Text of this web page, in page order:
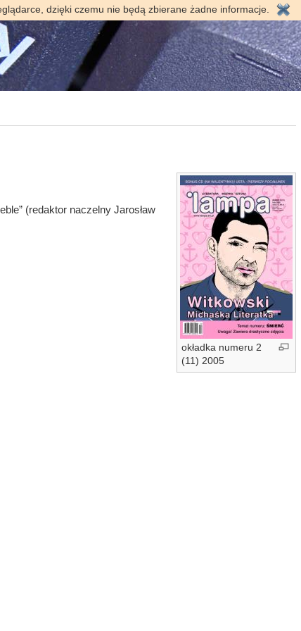
dzięki czemu nie będą zbierane żadne informacje.
okładka numeru 2
(11) 2005
(redaktor naczelny Jarosław